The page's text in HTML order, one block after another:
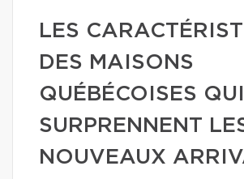
LES
DES MAISONS
QUÉBÉCOISES QUI
SURPRENNENT
NOUVEAUX